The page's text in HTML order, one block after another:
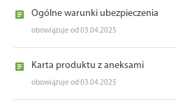
Ogólne warunki ubezpieczenia
obowiązuje od 03.04.2025
Karta produktu z aneksami
obowiązuje od 03.04.2025